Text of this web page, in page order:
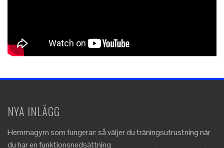
NYA INLÄGG
Hemmagym som fungerar: så väljer du träningsutrustning när
du har en funktionsnedsättning